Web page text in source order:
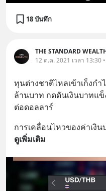
18 บันทึก
THE STANDARD
12 ต.ค. 2021 เวลา 13:30
ทุนต่างชาติไหลเข้าเก็งก
ล้านบาท กดดันเงินบาทแข็
ต่อดอลลาร์
การเคลื่อนไหวของค่าเงิ
ดูเพิ่มเติม